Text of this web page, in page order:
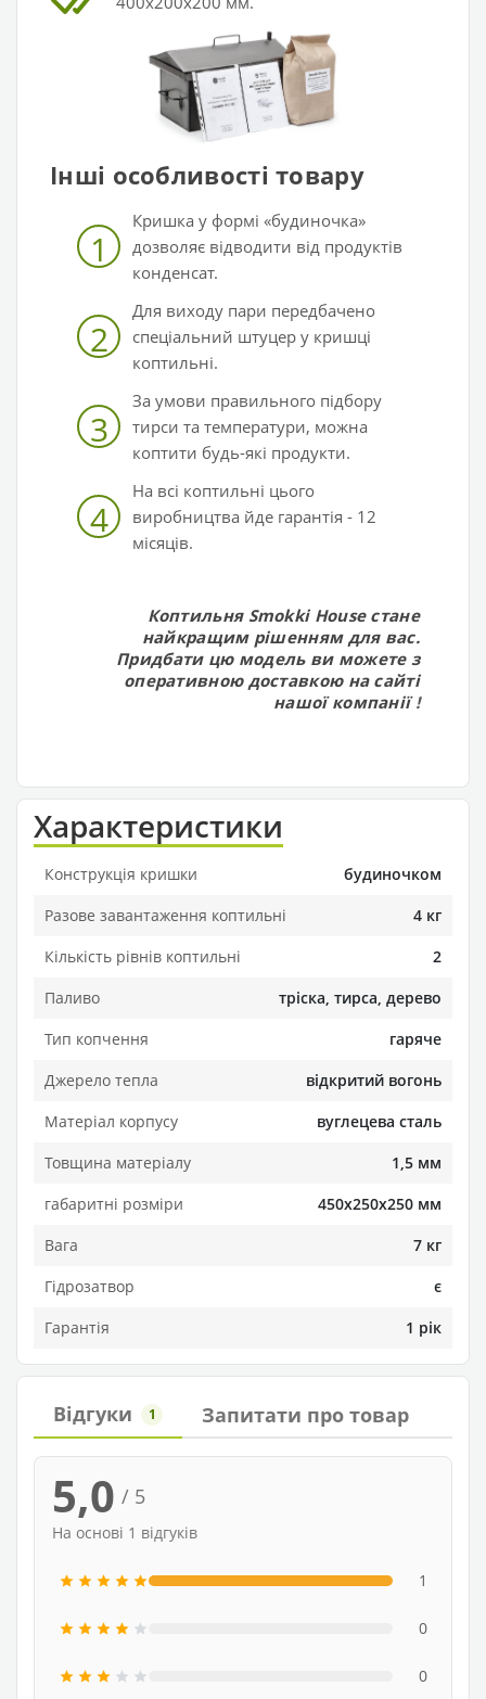
Інші особливості товару
1
Кришка у формі «будиночка»
дозволяє відводити від продуктів
конденсат.
2
Для виходу пари передбачено
спеціальний штуцер у кришці
коптильні.
3
За умови правильного підбору
тирси та температури, можна
коптити будь-які продукти.
4
На всі коптильні цього
виробництва йде гарантія - 12
місяців.
Коптильня Smokki House стане
найкращим рішенням для вас.
Придбати цю модель ви можете з
оперативною доставкою на сайті
нашої компанії !
Характеристики
Конструкція кришки
будиночком
Разове завантаження коптильні
4 кг
Кількість рівнів коптильні
2
Паливо
тріска, тирса, дерево
Тип копчення
гаряче
Джерело тепла
відкритий вогонь
Матеріал корпусу
вуглецева сталь
Товщина матеріалу
1,5 мм
габаритні розміри
450х250х250 мм
Вага
7 кг
Гідрозатвор
є
Гарантія
1 рік
Відгуки 1 Запитати про товар
5,0 / 5
На основі 1 відгуків
1
0
0